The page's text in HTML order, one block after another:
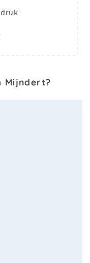
Mijndert?